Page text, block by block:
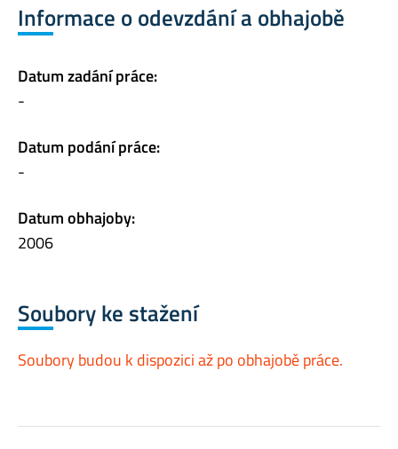
Informace o odevzdání a obhajobě
Datum zadání práce:
-
Datum podání práce:
-
Datum obhajoby:
2006
Soubory ke stažení
Soubory budou k dispozici až po obhajobě práce.